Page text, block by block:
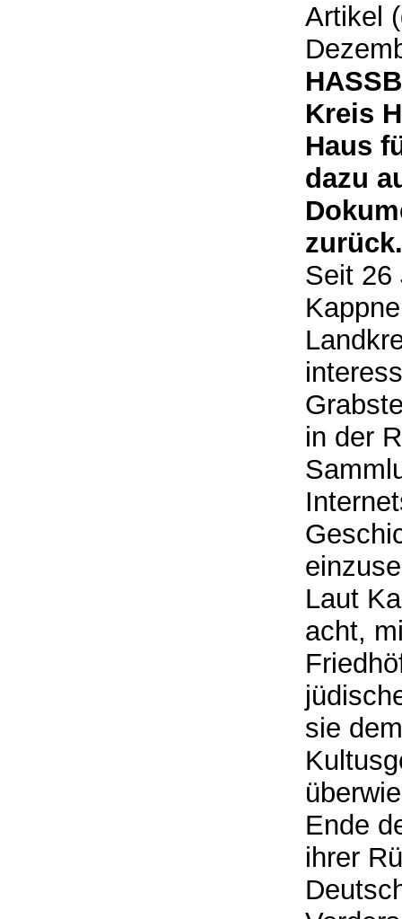
Artikel
Kreis
Haus
dazu
Seit 26
in der
Laut
acht,
sie
Ende
ihrer